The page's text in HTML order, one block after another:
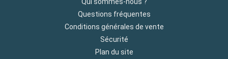
Questions fréquentes
Conditions générales de vente
Sécurité
Plan du site